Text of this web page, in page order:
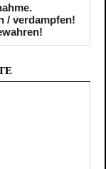
/ verdampfen!